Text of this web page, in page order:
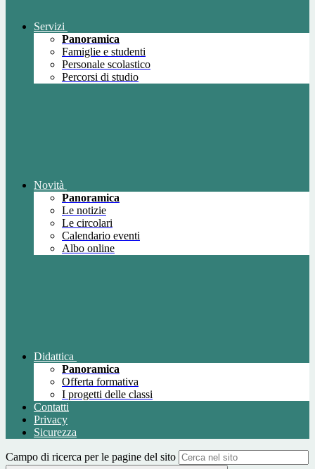
Servizi
Panoramica
Famiglie e studenti
Personale scolastico
Percorsi di studio
Novità
Panoramica
Le notizie
Le circolari
Calendario eventi
Albo online
Didattica
Panoramica
Offerta formativa
I progetti delle classi
Contatti
Privacy
Sicurezza
Campo di ricerca per le pagine del sito